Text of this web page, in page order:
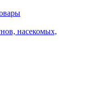
насекомых,